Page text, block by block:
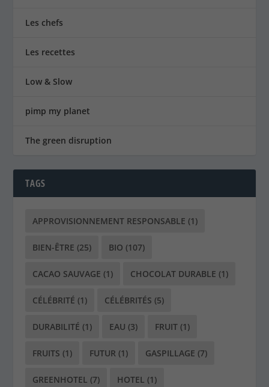
Les chefs
Les recettes
Low & Slow
pimp my planet
The green disruption
TAGS
APPROVISIONNEMENT RESPONSABLE (1)
BIEN-ÊTRE (25) BIO (107)
CACAO SAUVAGE (1) CHOCOLAT DURABLE (1)
CÉLÉBRITÉ (1) CÉLÉBRITÉS (5)
DURABILITÉ (1) EAU (3) FRUIT (1)
FRUITS (1) FUTUR (1) GASPILLAGE (7)
GREENHOTEL (7) HOTEL (1)